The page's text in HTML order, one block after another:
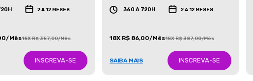
2 A 12 MESES
Mês18X R$ 387,00/Mês
INSCREVA-SE
360 A 720H 2 A 12 MESES
18X R$ 86,00/Mês18X R$ 387,00/Mês
SAIBA MAIS INSCREVA-SE